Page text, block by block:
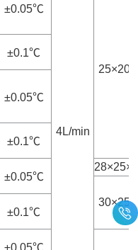
±0.05℃
4L/min
±0.1℃
±0.05℃
±0.1℃
±0.05℃
±0.1℃
±0.05℃